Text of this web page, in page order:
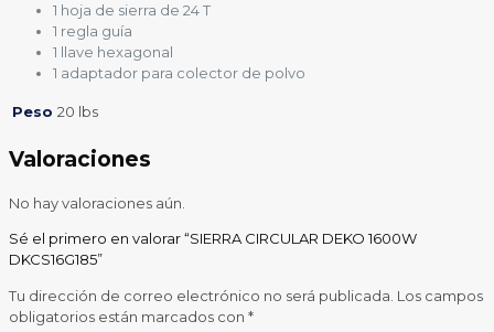
1 hoja de sierra de 24 T
1 regla guía
1 llave hexagonal
1 adaptador para colector de polvo
Peso 20 lbs
Valoraciones
No hay valoraciones aún.
Sé el primero en valorar “SIERRA CIRCULAR DEKO 1600W
DKCS16G185”
Tu dirección de correo electrónico no será publicada. Los campos
obligatorios están marcados con *